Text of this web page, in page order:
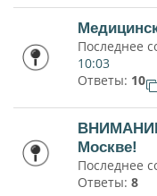
Последнее
10:03
Ответы: 10
Москве!
Последнее
Ответы: 8